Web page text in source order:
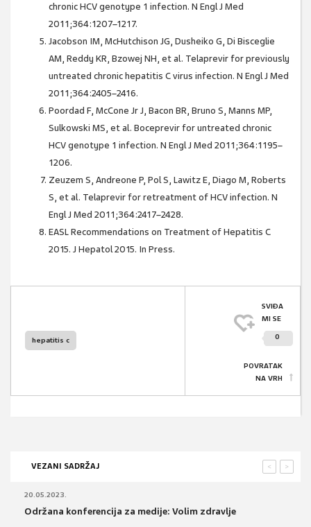
chronic HCV genotype 1 infection. N Engl J Med
2011;364:1207–1217.
Jacobson IM, McHutchison JG, Dusheiko G, Di Bisceglie
AM, Reddy KR, Bzowej NH, et al. Telaprevir for previously
untreated chronic hepatitis C virus infection. N Engl J Med
2011;364:2405–2416.
Poordad F, McCone Jr J, Bacon BR, Bruno S, Manns MP,
Sulkowski MS, et al. Boceprevir for untreated chronic
HCV genotype 1 infection. N Engl J Med 2011;364:1195–
1206.
Zeuzem S, Andreone P, Pol S, Lawitz E, Diago M, Roberts
S, et al. Telaprevir for retreatment of HCV infection. N
Engl J Med 2011;364:2417–2428.
EASL Recommendations on Treatment of Hepatitis C
2015. J Hepatol 2015. In Press.
hepatitis c
SVIĐA
MI SE
0
POVRATAK
NA VRH
VEZANI SADRŽAJ >
<
20.05.2023.
Održana konferencija za medije: Volim zdravlje